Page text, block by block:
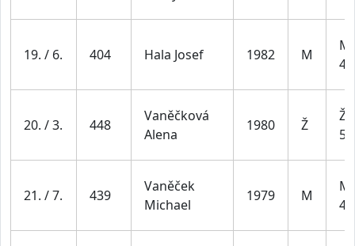
19. / 6. 404 Hala Josef 1982 M
20. / 3. 448
Vaněčková
Alena
1980 Ž
21. / 7. 439
Vaněček
Michael
1979 M